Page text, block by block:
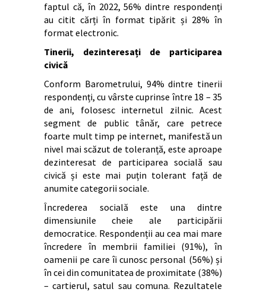
faptul că, în 2022, 56% dintre respondenți
au citit cărți în format tipărit și 28% în
format electronic.
Tinerii, dezinteresați de participarea
civică
Conform Barometrului, 94% dintre tinerii
respondenți, cu vârste cuprinse între 18 – 35
de ani, folosesc internetul zilnic. Acest
segment de public tânăr, care petrece
foarte mult timp pe internet, manifestă un
nivel mai scăzut de toleranță, este aproape
dezinteresat de participarea socială sau
civică și este mai puțin tolerant față de
anumite categorii sociale.
Încrederea socială este una dintre
dimensiunile cheie ale participării
democratice. Respondenții au cea mai mare
încredere în membrii familiei (91%), în
oamenii pe care îi cunosc personal (56%) și
în cei din comunitatea de proximitate (38%)
– cartierul, satul sau comuna. Rezultatele